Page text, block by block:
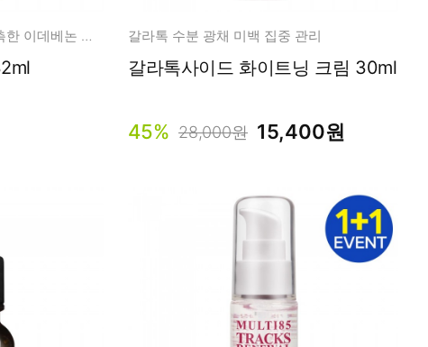
늘어진 피부에 탄탄하고 촉촉한 이데베논 고함량 앰플!
탄력 앰플 32ml
갈라톡 수분 광채 미백 집중 관리
갈라톡사이드 화이트닝 크림 30ml
45% 28,000원 15,400원